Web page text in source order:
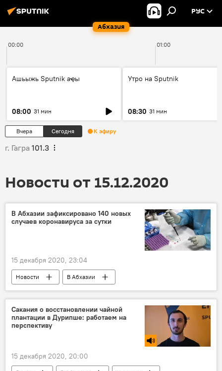
Абхазия
РУС
00:00 01:00
Ашьыжь Sputnik аҿы
08:00 31 мин
Утро на Sputnik
08:30 31 мин
Вчера Сегодня К эфиру
г. Гагра 101.3
Новости от 15.12.2020
В Абхазии зафиксировано 140 новых
случаев коронавируса за сутки
15 декабря 2020, 23:04
Новости
В Абхазии
Коронавирус - 2021
Ситуация с коронавирусом в Абхазии
Сакания о восстановлении чайной
плантации в Дурипше: работаем на
перспективу
15 декабря 2020, 20:00